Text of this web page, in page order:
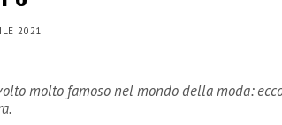
2021
molto famoso nel mondo della moda: